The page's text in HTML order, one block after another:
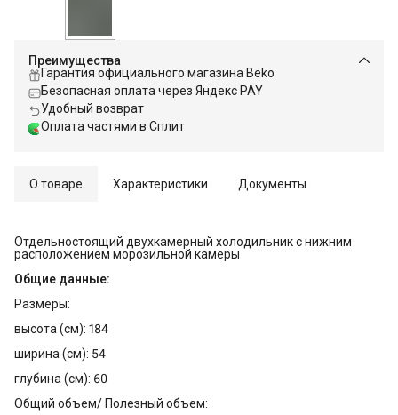
Преимущества
Гарантия официального магазина Beko
Безопасная оплата через Яндекс PAY
Удобный возврат
Оплата частями в Сплит
О товаре Характеристики Документы
Отдельностоящий двухкамерный холодильник с нижним
расположением морозильной камеры
Общие данные:
Размеры:
высота (см): 184
ширина (см): 54
глубина (см): 60
Общий объем/ Полезный объем: